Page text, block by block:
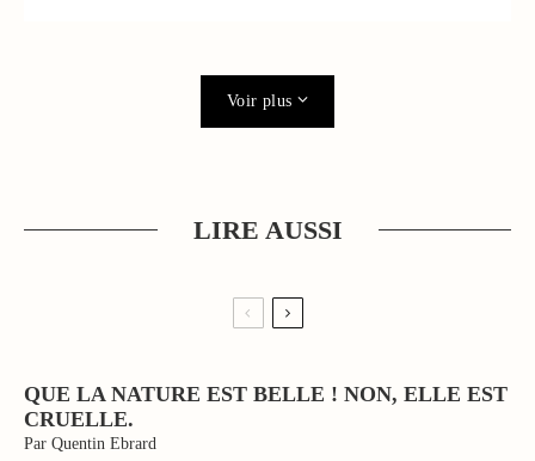
Voir plus
LIRE AUSSI
QUE LA NATURE EST BELLE ! NON, ELLE EST
CRUELLE.
Par Quentin Ebrard